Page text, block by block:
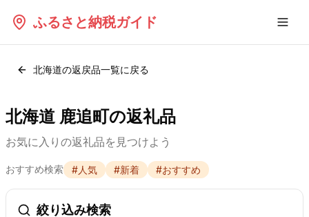
ふるさと納税ガイド
北海道の返戻品一覧に戻る
北海道 鹿追町の返礼品
お気に入りの返礼品を見つけよう
おすすめ検索 #人気 #新着 #おすすめ
絞り込み検索